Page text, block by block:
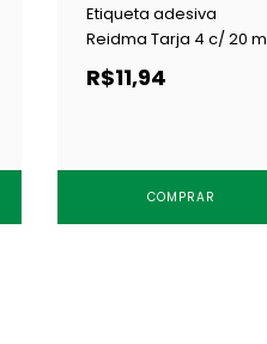
Etiqueta adesiva
Reidma Tarja 4 c/ 20 m
R$11,94
COMPRAR